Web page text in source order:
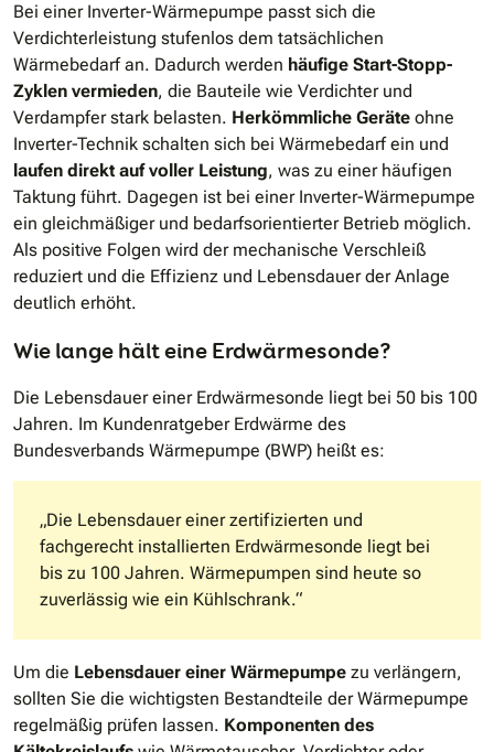
Bei einer Inverter-Wärmepumpe passt sich die
Verdichterleistung stufenlos dem tatsächlichen
Wärmebedarf an. Dadurch werden häufige Start-Stopp-
Zyklen vermieden, die Bauteile wie Verdichter und
Verdampfer stark belasten. Herkömmliche Geräte ohne
Inverter-Technik schalten sich bei Wärmebedarf ein und
laufen direkt auf voller Leistung, was zu einer häufigen
Taktung führt. Dagegen ist bei einer Inverter-Wärmepumpe
ein gleichmäßiger und bedarfsorientierter Betrieb möglich.
Als positive Folgen wird der mechanische Verschleiß
reduziert und die Effizienz und Lebensdauer der Anlage
deutlich erhöht.
Wie lange hält eine Erdwärmesonde?
Die Lebensdauer einer Erdwärmesonde liegt bei 50 bis 100
Jahren. Im Kundenratgeber Erdwärme des
Bundesverbands Wärmepumpe (BWP) heißt es:
„Die Lebensdauer einer zertifizierten und
fachgerecht installierten Erdwärmesonde liegt bei
bis zu 100 Jahren. Wärmepumpen sind heute so
zuverlässig wie ein Kühlschrank.“
Um die Lebensdauer einer Wärmepumpe zu verlängern,
sollten Sie die wichtigsten Bestandteile der Wärmepumpe
regelmäßig prüfen lassen. Komponenten des